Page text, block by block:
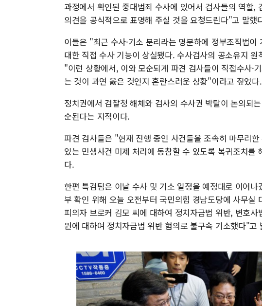
과정에서 확인된 중대범죄 수사에 있어서 검사들의 역할,
의견을 공식적으로 표명해 주실 것을 요청드린다"고 말했
이들은 "최근 수사·기소 분리라는 명분하에 정부조직법
대한 직접 수사 기능이 상실됐다. 수사검사의 공소유지
"이런 상황에서, 이와 모순되게 파견 검사들이 직접수사·
는 것이 과연 옳은 것인지 혼란스러운 상황"이라고 짚었다.
정치권에서 검찰청 해체와 검사의 수사권 박탈이 논의되
순된다는 지적이다.
파견 검사들은 "현재 진행 중인 사건들을 조속히 마무리
있는 민생사건 미제 처리에 동참할 수 있도록 복귀조치
다.
한편 특검팀은 이날 수사 및 기소 일정을 예정대로 이어
부 확인 위해 오늘 오전부터 국민의힘 경남도당에 사무
피의자 브로커 김모 씨에 대하여 정치자금법 위반, 변호
원에 대하여 정치자금법 위반 혐의로 불구속 기소했다"고